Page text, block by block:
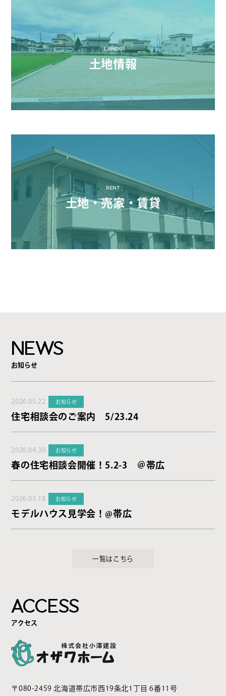
LANDS
土地情報
RENT
土地・売家・賃貸
NEWS
お知らせ
2026.05.22 お知らせ
住宅相談会のご案内 5/23.24
2026.04.30 お知らせ
春の住宅相談会開催！5.2-3 ＠帯広
2026.03.18 お知らせ
モデルハウス見学会！@帯広
一覧はこちら
ACCESS
アクセス
〒080-2459 北海道帯広市西19条北1丁目 6番11号